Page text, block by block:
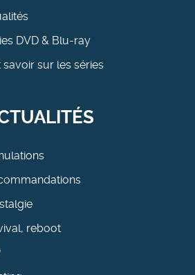
DVD & Blu-ray
savoir sur les séries
reboot